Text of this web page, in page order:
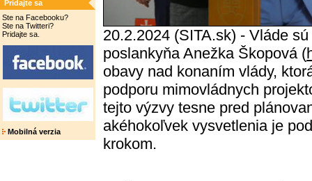
Pridajte sa
Ste na Facebooku?
Ste na Twitteri?
Pridajte sa.
Mobilná verzia
20.2.2024 (SITA.sk) - Vláde
poslankyňa Anežka Škopová (
obavy nad konaním vlády,
podporu mimovládnych
tejto výzvy tesne pred
akéhokoľvek vysvetlenia je
krokom.